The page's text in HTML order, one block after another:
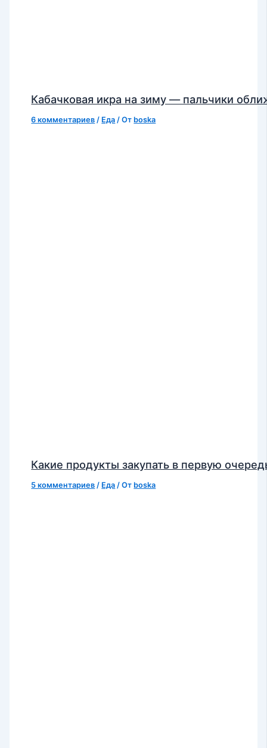
Кабачковая икра на зиму — пальчики
6 комментариев / Еда / От boska
Какие продукты закупать в первую
5 комментариев / Еда / От boska